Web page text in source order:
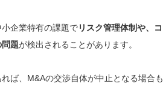
企業特有の課題でリスク管理体制や、コ
題が検出されることがあります。
ば、M&Aの交渉自体が中止となる場合も